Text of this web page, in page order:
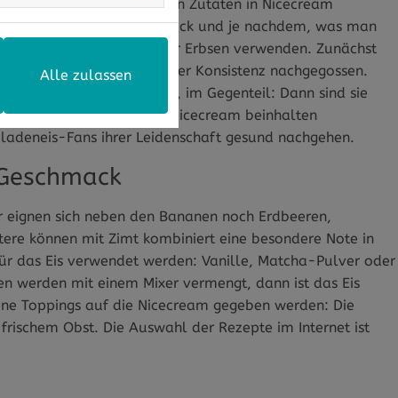
kann sie mit den übrigen Zutaten in Nicecream
Je nach Geschmack und je nachdem, was man
Hafer, Mandel, Soja oder Erbsen verwenden. Zunächst
und gewünschter Konsistenz nachgegossen.
bereits etwas braun sind, im Gegenteil: Dann sind sie
Einige Rezepte für Nicecream beinhalten
Fans ihrer Leidenschaft gesund nachgehen.
sich neben den Bananen noch Erdbeeren,
können mit Zimt kombiniert eine besondere Note in
das Eis verwendet werden: Vanille, Matcha-Pulver oder
werden mit einem Mixer vermengt, dann ist das Eis
Toppings auf die Nicecream gegeben werden: Die
Obst. Die Auswahl der Rezepte im Internet ist
Alle zulassen